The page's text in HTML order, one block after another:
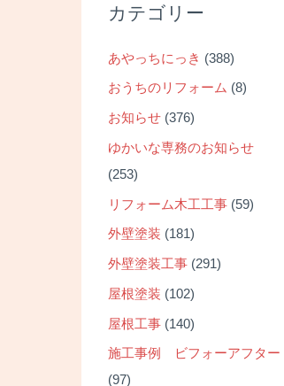
カテゴリー
あやっちにっき (388)
おうちのリフォーム (8)
お知らせ (376)
ゆかいな専務のお知らせ
(253)
リフォーム木工工事 (59)
外壁塗装 (181)
外壁塗装工事 (291)
屋根塗装 (102)
屋根工事 (140)
施工事例 ビフォーアフター
(97)